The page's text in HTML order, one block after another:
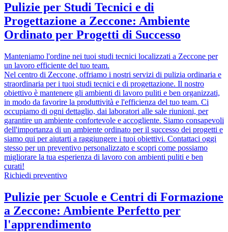
Pulizie per Studi Tecnici e di
Progettazione a Zeccone: Ambiente
Ordinato per Progetti di Successo
Manteniamo l'ordine nei tuoi studi tecnici localizzati a Zeccone per
un lavoro efficiente del tuo team.
Nel centro di Zeccone, offriamo i nostri servizi di pulizia ordinaria e
straordinaria per i tuoi studi tecnici e di progettazione. Il nostro
obiettivo è mantenere gli ambienti di lavoro puliti e ben organizzati,
in modo da favorire la produttività e l'efficienza del tuo team. Ci
occupiamo di ogni dettaglio, dai laboratori alle sale riunioni, per
garantire un ambiente confortevole e accogliente. Siamo consapevoli
dell'importanza di un ambiente ordinato per il successo dei progetti e
siamo qui per aiutarti a raggiungere i tuoi obiettivi. Contattaci oggi
stesso per un preventivo personalizzato e scopri come possiamo
migliorare la tua esperienza di lavoro con ambienti puliti e ben
curati!
Richiedi preventivo
Pulizie per Scuole e Centri di Formazione
a Zeccone: Ambiente Perfetto per
l'apprendimento